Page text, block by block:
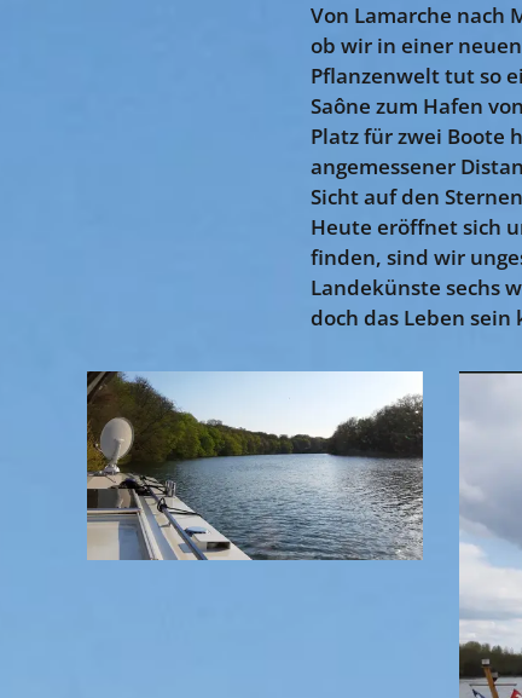
Von Lamarche nach
ob wir in einer
Pflanzenwelt tut so
Saône zum Hafen
Platz für zwei Boote
angemessener
Sicht auf den
Heute eröffnet sich
finden, sind wir
Landekünste sechs
doch das Leben